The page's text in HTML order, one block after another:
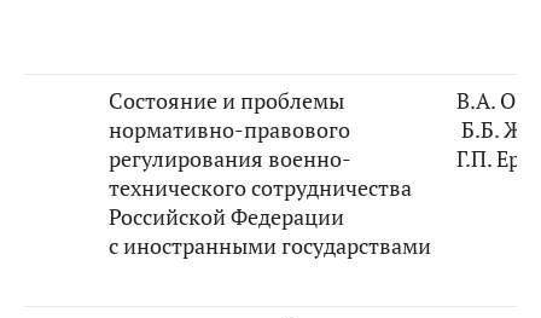
Состояние и проблемы
нормативно-правового
регулирования военно-
технического сотрудничества
Российской Федерации
с иностранными государствами
В.А.
Б.Б.
Г.П.